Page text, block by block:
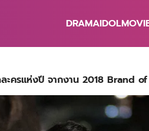
DRAMAIDOL
ะครแห่งปี จากงาน 2018 Brand